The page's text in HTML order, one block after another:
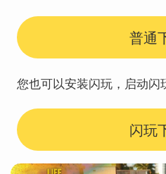
普通
您也可以安装闪玩，启动闪
闪玩